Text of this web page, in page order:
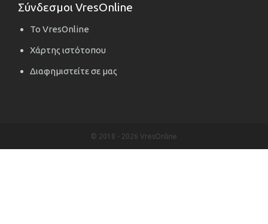
Σύνδεσμοι VresOnline
Το VresOnline
Χάρτης ιστότοπου
Διαφημιστείτε σε μας
© 2018 - 2026 VresOnline